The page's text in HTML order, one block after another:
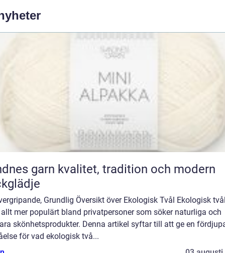
kvalitet, tradition och modern
Grundlig Översikt över Ekologisk Tvål Ekologisk
mer populärt bland privatpersoner som söker naturliga och
skönhetsprodukter. Denna artikel syftar till att ge en
för vad ekologisk två...